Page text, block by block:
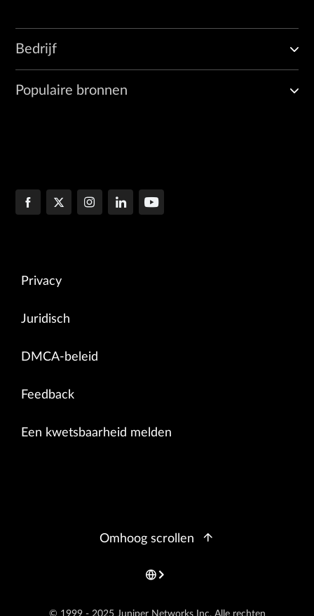
Bedrijf
Populaire bronnen
Privacy
Juridisch
DMCA-beleid
Feedback
Een kwetsbaarheid melden
© 1999 - 2025 Juniper Networks Inc. Alle rechten
Omhoog scrollen